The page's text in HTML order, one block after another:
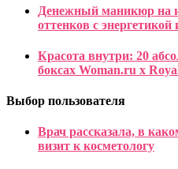
Денежный маникюр на
оттенков с энергетикой
Красота внутри: 20
боксах Woman.ru x
Выбор пользователя
Врач рассказала, в
визит к косметологу